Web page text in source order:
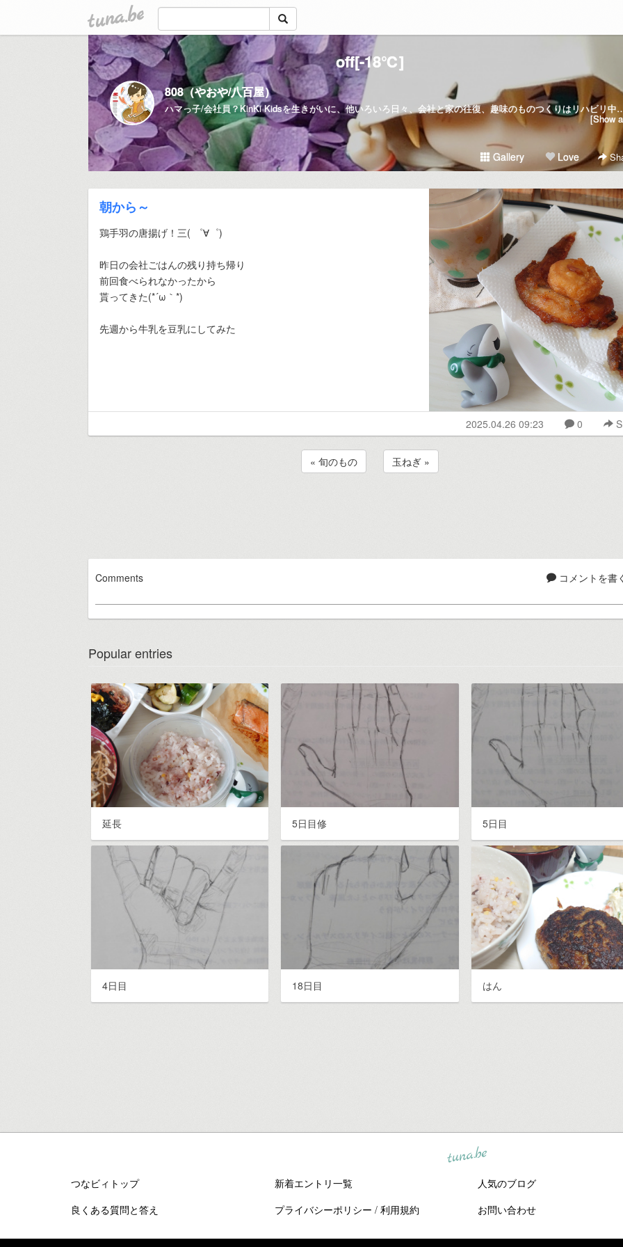
tuna.be
off[-18℃]
808（やおや/八百屋）
ハマっ子/会社員？KinKi Kidsを生きがいに、他いろいろ日々、会社と家の往復、趣味のものつく
[Show
Gallery Love
朝から～
鶏手羽の唐揚げ！三( ゜∀゜)
昨日の会社ごはんの残り持ち帰り
前回食べられなかったから
貰ってきた(*´ω｀*)
先週から牛乳を豆乳にしてみた
2025.04.26 09:23 0
« 旬のもの 玉ねぎ »
コメントを書
Comments
Popular entries
延長 5日目修 5日目
4日目 18日目 はん
tuna.be
つなビィトップ 新着エントリ一覧
人気のブログ
良くある質問と答え
プライバシーポリシー / 利用規約 お問い合わせ